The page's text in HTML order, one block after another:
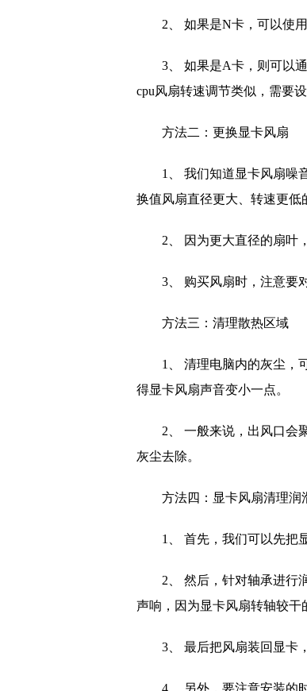
2、 如果是N卡，可以使
3、 如果是A卡，则可以
cpu风扇转速调节类似，需要
方法二：更换显卡风扇
1、 我们知道显卡风扇噪
换值风扇直径更大、转速更低
2、 因为更大直径的扇叶
3、 购买风扇时，注意要
方法三：清理散热区域
1、 清理电脑内的灰尘，
得显卡风扇声音变小一点。
2、 一般来说，出风口会
灰尘去除。
方法四：显卡风扇清理润
1、 首先，我们可以先把
2、 然后，针对轴承进行
声响，因为显卡风扇转轴较干
3、 最后把风扇装回显卡
4、 另外，要注意安装的